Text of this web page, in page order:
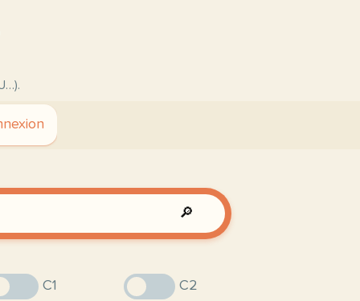
🔎
C1 C2